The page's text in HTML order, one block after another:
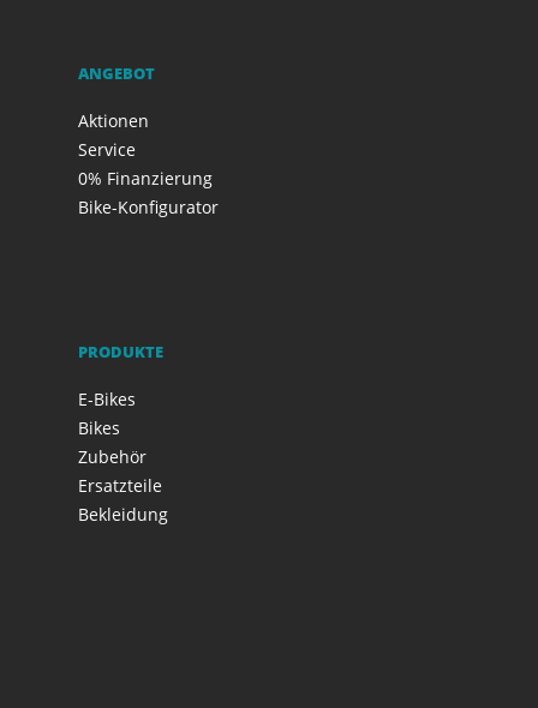
ANGEBOT
Aktionen
Service
0% Finanzierung
Bike-Konfigurator
PRODUKTE
E-Bikes
Bikes
Zubehör
Ersatzteile
Bekleidung